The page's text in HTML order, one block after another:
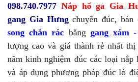
098.740.7977 Nắp hố ga Gia
gang Gia Hưng chuyên đúc,
song chắn rác bằng gang xám
lượng cao và giá thành rẻ nhất
năm kinh nghiệm đúc các loại nắp
và áp dụng phương pháp đúc lò